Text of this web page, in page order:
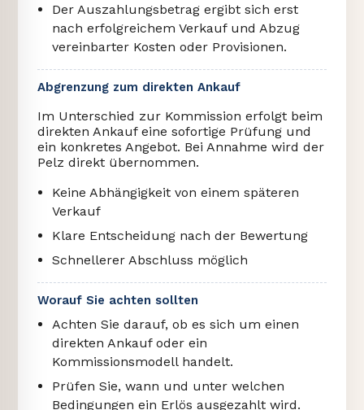
Der Auszahlungsbetrag ergibt sich erst
nach erfolgreichem Verkauf und Abzug
vereinbarter Kosten oder Provisionen.
Abgrenzung zum direkten Ankauf
Im Unterschied zur Kommission erfolgt beim
direkten Ankauf eine sofortige Prüfung und
ein konkretes Angebot. Bei Annahme wird der
Pelz direkt übernommen.
Keine Abhängigkeit von einem späteren
Verkauf
Klare Entscheidung nach der Bewertung
Schnellerer Abschluss möglich
Worauf Sie achten sollten
Achten Sie darauf, ob es sich um einen
direkten Ankauf oder ein
Kommissionsmodell handelt.
Prüfen Sie, wann und unter welchen
Bedingungen ein Erlös ausgezahlt wird.